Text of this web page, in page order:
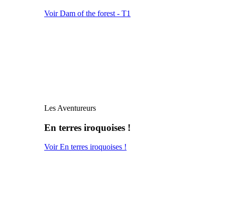
Voir Dam of the forest - T1
Les Aventureurs
En terres iroquoises !
Voir En terres iroquoises !